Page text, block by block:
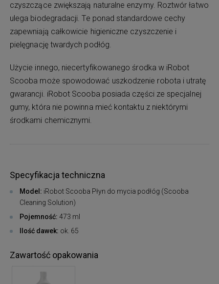
czyszczące zwiększają naturalne enzymy. Roztwór łatwo
ulega biodegradacji. Te ponad standardowe cechy
zapewniają całkowicie higieniczne czyszczenie i
pielęgnację twardych podłóg.
Użycie innego, niecertyfikowanego środka w iRobot
Scooba może spowodować uszkodzenie robota i utratę
gwarancji. iRobot Scooba posiada części ze specjalnej
gumy, która nie powinna mieć kontaktu z niektórymi
środkami chemicznymi.
Specyfikacja techniczna
Model: iRobot Scooba Płyn do mycia podłóg (Scooba
Cleaning Solution)
Pojemność: 473 ml
Ilość dawek: ok. 65
Zawartość opakowania